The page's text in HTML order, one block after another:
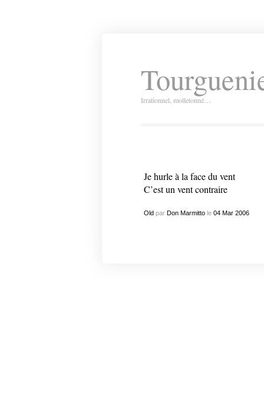
Irrationnel, molletonné…
Je hurle à la face du vent
C’est un vent contraire
Oldpar Don Marmittole 04 Mar 2006